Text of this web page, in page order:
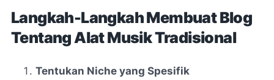
Langkah-Langkah Membuat Blog
Tentang Alat Musik Tradisional
Tentukan Niche yang Spesifik